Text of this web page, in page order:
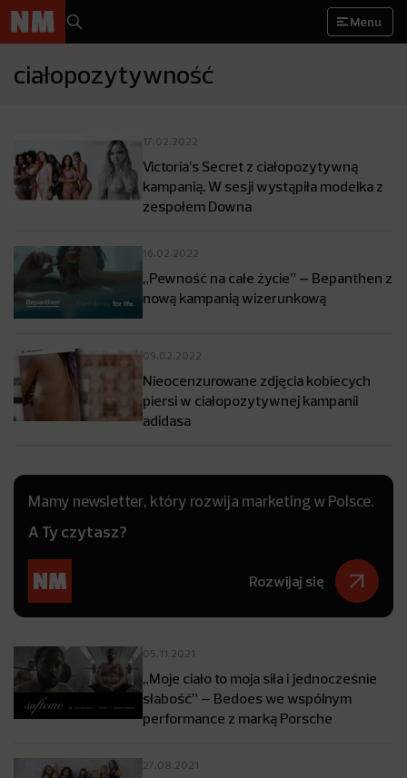
Menu
ciałopozytywność
17.02.2022
Victoria’s Secret z ciałopozytywną
kampanią. W sesji wystąpiła modelka z
zespołem Downa
16.02.2022
„Pewność na całe życie” – Bepanthen z
nową kampanią wizerunkową
09.02.2022
Nieocenzurowane zdjęcia kobiecych
piersi w ciałopozytywnej kampanii
adidasa
Mamy newsletter, który rozwija marketing w Polsce.
A Ty czytasz?
Rozwijaj się
05.11.2021
„Moje ciało to moja siła i jednocześnie
słabość” – Bedoes we wspólnym
performance z marką Porsche
27.08.2021